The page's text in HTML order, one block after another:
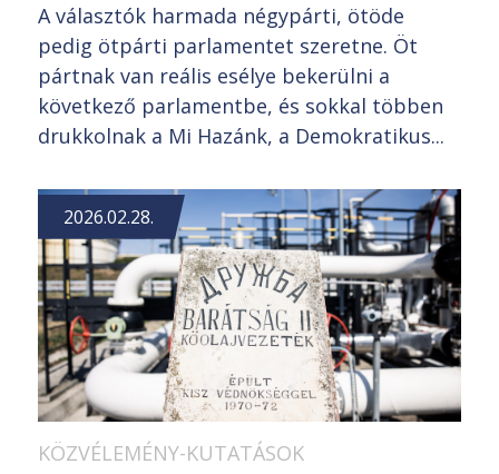
A választók harmada négypárti, ötöde
pedig ötpárti parlamentet szeretne. Öt
pártnak van reális esélye bekerülni a
következő parlamentbe, és sokkal többen
drukkolnak a Mi Hazánk, a Demokratikus...
2026.02.28.
KÖZVÉLEMÉNY-KUTATÁSOK